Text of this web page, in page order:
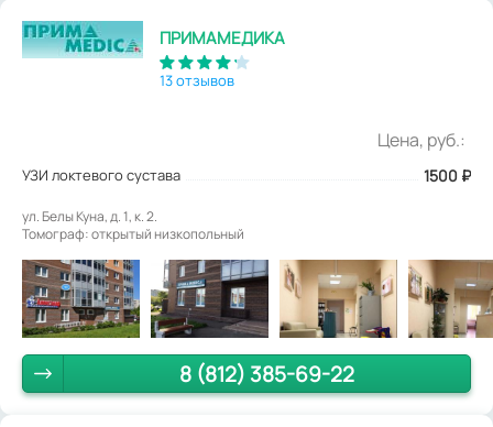
ПРИМАМЕДИКА
13 отзывов
Цена, руб.:
УЗИ локтевого сустава 1500 ₽
ул. Белы Куна, д. 1, к. 2.
Томограф: открытый низкопольный
8 (812) 385-69-22